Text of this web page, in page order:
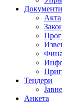
Документи
Акта
Тендери
Анкета